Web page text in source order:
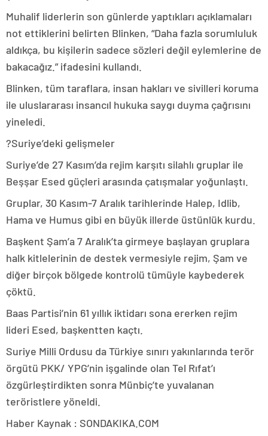
Muhalif liderlerin son günlerde yaptıkları açıklamaları
not ettiklerini belirten Blinken, “Daha fazla sorumluluk
aldıkça, bu kişilerin sadece sözleri değil eylemlerine de
bakacağız.” ifadesini kullandı.
Blinken, tüm taraflara, insan hakları ve sivilleri koruma
ile uluslararası insancıl hukuka saygı duyma çağrısını
yineledi.
?Suriye’deki gelişmeler
Suriye’de 27 Kasım’da rejim karşıtı silahlı gruplar ile
Beşşar Esed güçleri arasında çatışmalar yoğunlaştı.
Gruplar, 30 Kasım-7 Aralık tarihlerinde Halep, Idlib,
Hama ve Humus gibi en büyük illerde üstünlük kurdu.
Başkent Şam’a 7 Aralık’ta girmeye başlayan gruplara
halk kitlelerinin de destek vermesiyle rejim, Şam ve
diğer birçok bölgede kontrolü tümüyle kaybederek
çöktü.
Baas Partisi’nin 61 yıllık iktidarı sona ererken rejim
lideri Esed, başkentten kaçtı.
Suriye Milli Ordusu da Türkiye sınırı yakınlarında terör
örgütü PKK/ YPG’nin işgalinde olan Tel Rıfat’ı
özgürleştirdikten sonra Münbiç’te yuvalanan
teröristlere yöneldi.
Haber Kaynak : SONDAKIKA.COM